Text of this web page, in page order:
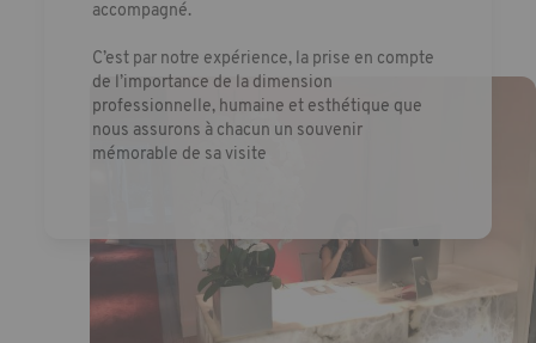
accompagné.
C’est par notre expérience, la prise en compte
de l’importance de la dimension
professionnelle, humaine et esthétique que
nous assurons à chacun un souvenir
mémorable de sa visite